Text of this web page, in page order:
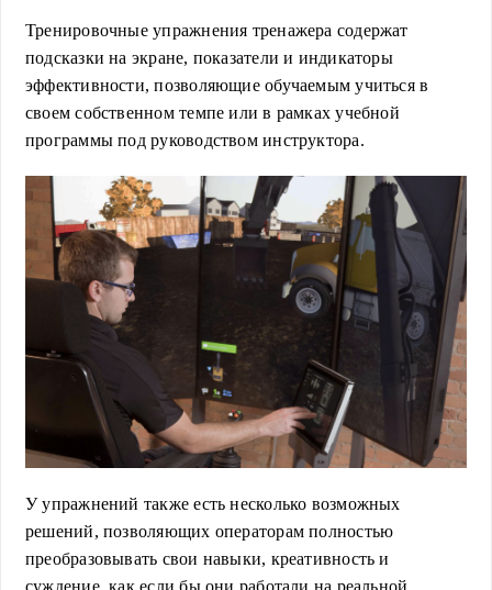
Тренировочные упражнения тренажера содержат
подсказки на экране, показатели и индикаторы
эффективности, позволяющие обучаемым учиться в
своем собственном темпе или в рамках учебной
программы под руководством инструктора.
У упражнений также есть несколько возможных
решений, позволяющих операторам полностью
преобразовывать свои навыки, креативность и